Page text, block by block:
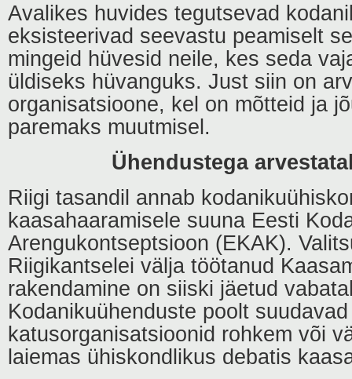
Avalikes huvides tegutsevad
eksisteerivad seevastu peamiselt
mingeid hüvesid neile, kes seda
üldiseks hüvanguks. Just siin on
organisatsioone, kel on mõtteid ja
paremaks muutmisel.
Ühendustega
Riigi tasandil annab
kaasahaaramisele suuna Eesti
Arengukontseptsioon (EKAK).
Riigikantselei välja töötanud
rakendamine on siiski jäetud
Kodanikuühenduste poolt
katusorganisatsioonid rohkem või
laiemas ühiskondlikus debatis